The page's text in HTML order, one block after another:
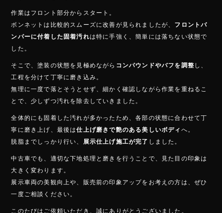
作業はフロント部分からスタート。
ボンネットは比較的スムーズに改善が見られましたが、 フロントバ
ンパーに付着した固着汚れは特に手強く、簡単には落ちない状態で
した。
そこで、塗装の状態を見極めながら コンパウンドやバフを調整 し、
工程を分けて丁寧に磨き込み。
無理に一度で落とそうとせず、細かく確認しながら作業を重ねるこ
とで、少しずつ汚れを除去していきました。
全体的にも固着した汚れが多かったため、各部の状態に合わせて丁
寧に磨き上げ、最後は仕上げ磨きで艶のある美しいボディ へ。
脱脂までしっかり行い、
展示仕上げ施工が完了 しました。
中古車でも、適切な下地処理と磨きを行うことで、見た目の印象は
大きく変わります。
展示車両の美観向上や、販売前の印象アップをお考えの方は、ぜひ
一度ご相談ください。
このたびはご依頼いただき、誠にありがとうございました。